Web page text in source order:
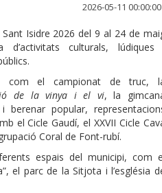
2026-05-11 00:00:00
Isidre 2026 del 9 al 24 de
d’activitats culturals, lúdiques
com el campionat de truc,
de la vinya i el vi, la
popular,
el Cicle Gaudí, el XXVII Cicle
Coral de Font-rubí.
espais del municipi, com
el parc de la Sitjota i l’església